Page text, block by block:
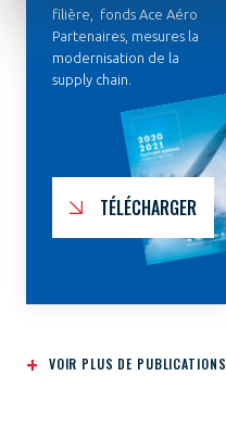
filière, fonds Ace Aéro
Partenaires, mesures la
modernisation de la
supply chain.
TÉLÉCHARGER
VOIR PLUS DE PUBLICATIONS